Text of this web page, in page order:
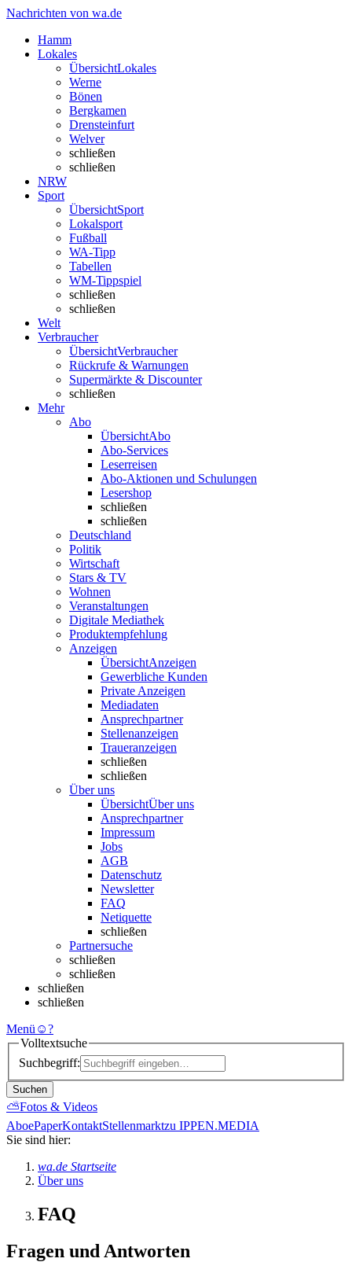
Nachrichten von wa.de
Hamm
Lokales
ÜbersichtLokales
Werne
Bönen
Bergkamen
Drensteinfurt
Welver
schließen
schließen
NRW
Sport
ÜbersichtSport
Lokalsport
Fußball
WA-Tipp
Tabellen
WM-Tippspiel
schließen
schließen
Welt
Verbraucher
ÜbersichtVerbraucher
Rückrufe & Warnungen
Supermärkte & Discounter
schließen
Mehr
Abo
ÜbersichtAbo
Abo-Services
Leserreisen
Abo-Aktionen und Schulungen
Lesershop
schließen
schließen
Deutschland
Politik
Wirtschaft
Stars & TV
Wohnen
Veranstaltungen
Digitale Mediathek
Produktempfehlung
Anzeigen
ÜbersichtAnzeigen
Gewerbliche Kunden
Private Anzeigen
Mediadaten
Ansprechpartner
Stellenanzeigen
Traueranzeigen
schließen
schließen
Über uns
ÜbersichtÜber uns
Ansprechpartner
Impressum
Jobs
AGB
Datenschutz
Newsletter
FAQ
Netiquette
schließen
Partnersuche
schließen
schließen
schließen
schließen
Menü ☺?
Volltextsuche
Suchbegriff:
Suchen
⛅Fotos & Videos
AboePaperKontaktStellenmarktzu IPPEN.MEDIA
Sie sind hier:
wa.de Startseite
Über uns
FAQ
Fragen und Antworten